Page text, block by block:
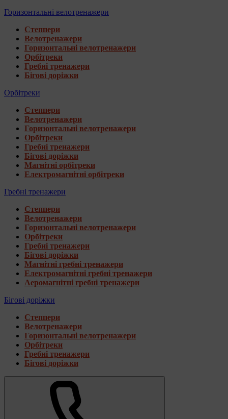
Горизонтальні велотренажери
Степпери
Велотренажери
Горизонтальні велотренажери
Орбітреки
Гребні тренажери
Бігові доріжки
Орбітреки
Степпери
Велотренажери
Горизонтальні велотренажери
Орбітреки
Гребні тренажери
Бігові доріжки
Магнітні орбітреки
Електромагнітні орбітреки
Гребні тренажери
Степпери
Велотренажери
Горизонтальні велотренажери
Орбітреки
Гребні тренажери
Бігові доріжки
Магнітні гребні тренажери
Електромагнітні гребні тренажери
Аеромагнітні гребні тренажери
Бігові доріжки
Степпери
Велотренажери
Горизонтальні велотренажери
Орбітреки
Гребні тренажери
Бігові доріжки